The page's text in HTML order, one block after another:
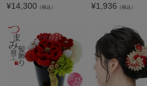
¥14,300 （税込） ¥1,936 （税込）